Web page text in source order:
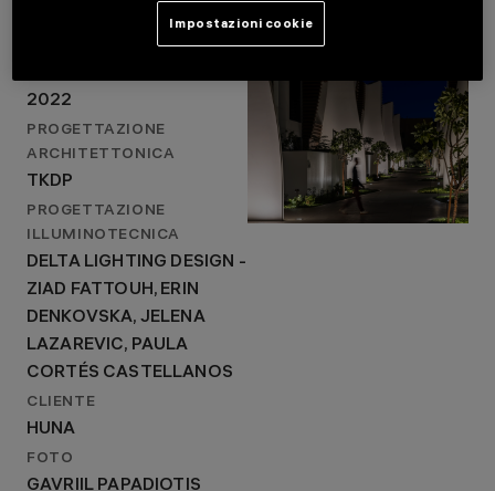
2022
PROGETTAZIONE
ARCHITETTONICA
TKDP
PROGETTAZIONE
ILLUMINOTECNICA
DELTA LIGHTING DESIGN -
ZIAD FATTOUH, ERIN
DENKOVSKA, JELENA
LAZAREVIC, PAULA
CORTÉS CASTELLANOS
CLIENTE
HUNA
FOTO
GAVRIIL PAPADIOTIS
Impostazioni cookie